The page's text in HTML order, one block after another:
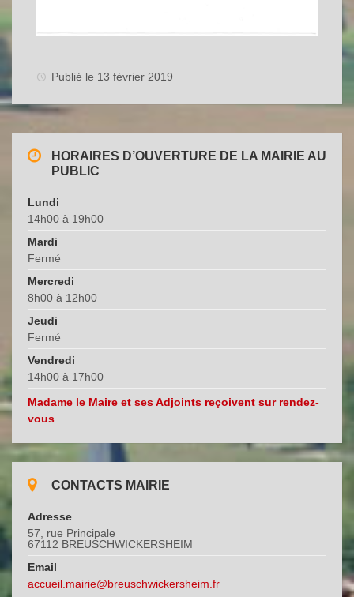
Publié le 13 février 2019
HORAIRES D’OUVERTURE DE LA MAIRIE AU
PUBLIC
Lundi
14h00 à 19h00
Mardi
Fermé
Mercredi
8h00 à 12h00
Jeudi
Fermé
Vendredi
14h00 à 17h00
Madame le Maire et ses Adjoints reçoivent sur rendez-
vous
CONTACTS MAIRIE
Adresse
57, rue Principale
67112 BREUSCHWICKERSHEIM
Email
accueil.mairie@breuschwickersheim.fr